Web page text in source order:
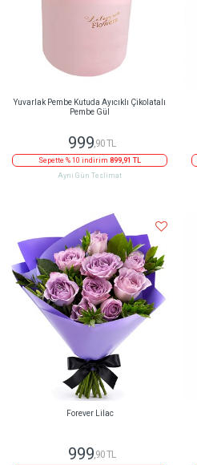
Yuvarlak Pembe Kutuda Ayıcıklı Çikolatalı
Pembe Gül
999,90 TL
Sepette % 10 indirim 899,91 TL
Aynı Gün Teslimat
Forever Lilac
999,90 TL